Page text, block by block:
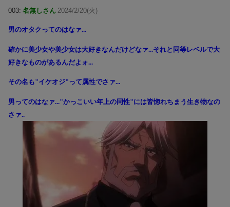
003: 名無しさん 2024/2/20(火)
男のオタクってのはなァ...
確かに美少女や美少女は大好きなんだけどなァ...それと同等レベルで大
好きなものがあるんだよォ...
その名も"イケオジ"って属性でさァ...
男ってのはなァ..."かっこいい年上の同性"には皆惚れちまう生き物なの
さァ..